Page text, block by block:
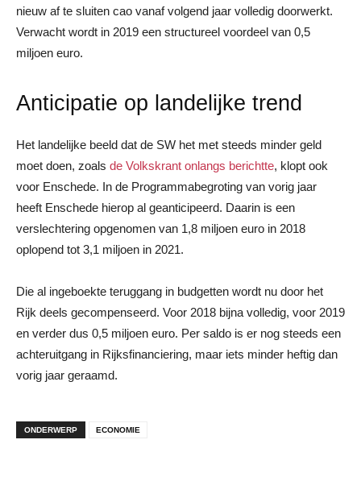
nieuw af te sluiten cao vanaf volgend jaar volledig doorwerkt.
Verwacht wordt in 2019 een structureel voordeel van 0,5
miljoen euro.
Anticipatie op landelijke trend
Het landelijke beeld dat de SW het met steeds minder geld
moet doen, zoals de Volkskrant onlangs berichtte, klopt ook
voor Enschede. In de Programmabegroting van vorig jaar
heeft Enschede hierop al geanticipeerd. Daarin is een
verslechtering opgenomen van 1,8 miljoen euro in 2018
oplopend tot 3,1 miljoen in 2021.
Die al ingeboekte teruggang in budgetten wordt nu door het
Rijk deels gecompenseerd. Voor 2018 bijna volledig, voor 2019
en verder dus 0,5 miljoen euro. Per saldo is er nog steeds een
achteruitgang in Rijksfinanciering, maar iets minder heftig dan
vorig jaar geraamd.
ONDERWERP ECONOMIE